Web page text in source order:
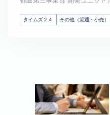
タイムズ２４ その他（流通・小売）